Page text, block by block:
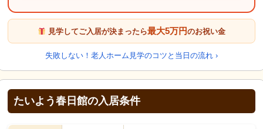
見学してご入居が決まったら最大5万円のお祝い金
失敗しない！老人ホーム見学のコツと当日の流れ ›
たいよう春日館の入居条件